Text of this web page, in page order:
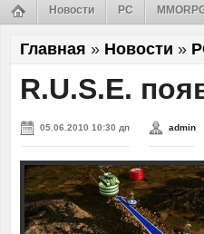
Новости PC
Главная » Новости »
R.U.S.E.
05.06.2010 10:30 дп admin